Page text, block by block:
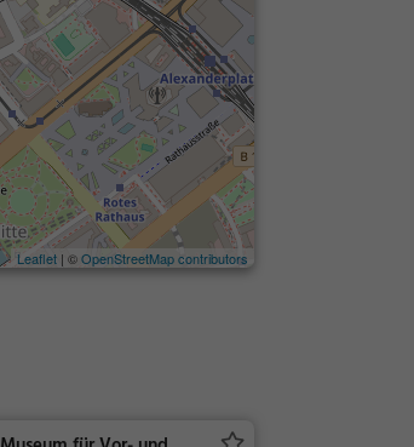
Leaflet | ©OpenStreetMap contributors